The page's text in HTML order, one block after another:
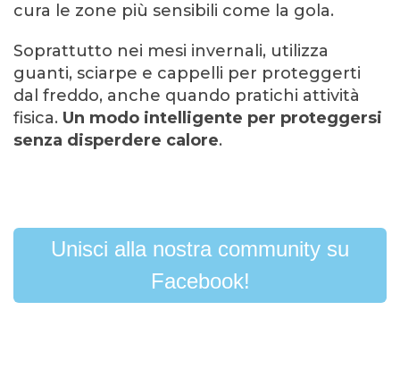
cura le zone più sensibili come la gola.
Soprattutto nei mesi invernali, utilizza
guanti, sciarpe e cappelli per proteggerti
dal freddo, anche quando pratichi attività
fisica. Un modo intelligente per proteggersi
senza disperdere calore.
Unisci alla nostra community su
Facebook!